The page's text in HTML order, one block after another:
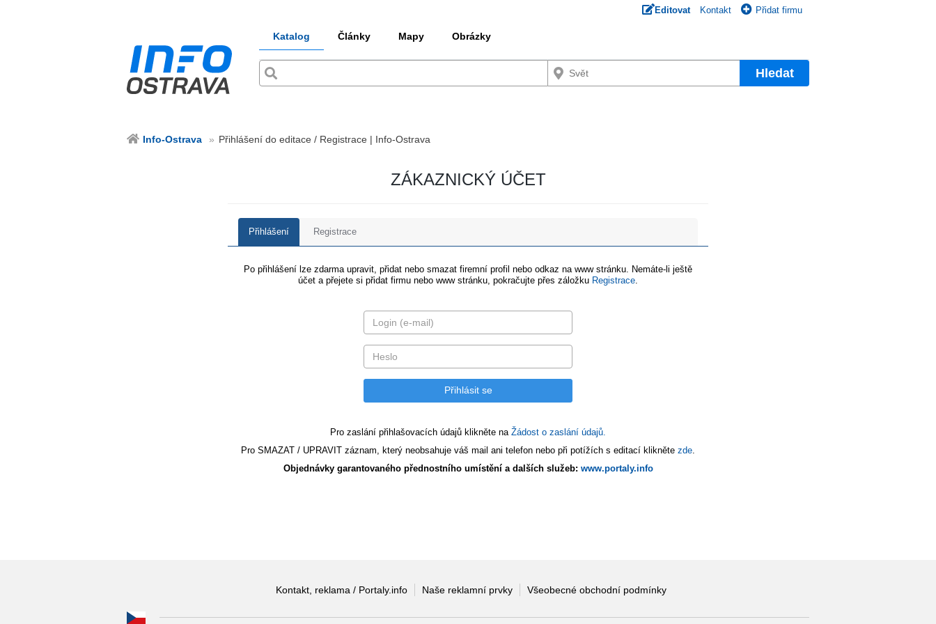
Editovat Kontakt Přidat firmu
Katalog Články Mapy Obrázky
Hledat
Info-Ostrava Přihlášení do editace / Registrace | Info-Ostrava
ZÁKAZNICKÝ ÚČET
Přihlášení Registrace
Po přihlášení lze zdarma upravit, přidat nebo smazat firemní profil nebo odkaz na www stránku. Nemáte-li ještě
účet a přejete si přidat firmu nebo www stránku, pokračujte přes záložku Registrace
Pro zaslání přihlašovacích údajů klikněte na Žádost o zaslání údajů.
Pro SMAZAT / UPRAVIT záznam, který neobsahuje váš mail ani telefon nebo při potížích s editací klikněte zde
Objednávky garantovaného přednostního umístění a dalších služeb: www.portaly.info
Kontakt, reklama / Portaly.info Naše reklamní prvky Všeobecné obchodní podmínky